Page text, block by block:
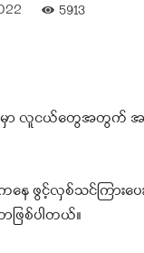
5913
ရာမှာ လူငယ်တွေအတွ
နေ ဖွင့်လှစ်သင်ကြား
ဖြစ်ပါတယ်။